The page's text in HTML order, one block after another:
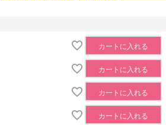
カートに入れる
カートに入れる
カートに入れる
カートに入れる